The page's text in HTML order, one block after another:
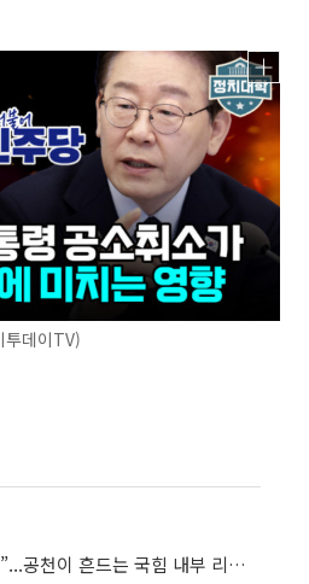
데이TV)
“한동훈은 절대 안 된다?”...공천이 흔드는 국힘 내부 리스크